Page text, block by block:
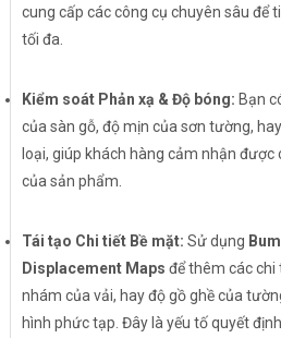
cung cấp các công cụ chuyên sâu để
tối đa.
Kiểm soát Phản xạ & Độ bóng: Bạn
của sàn gỗ, độ mịn của sơn tường,
loại, giúp khách hàng cảm nhận được
của sản phẩm.
Tái tạo Chi tiết Bề mặt: Sử dụng
Displacement Maps để thêm các chi
nhám của vải, hay độ gồ ghề của
hình phức tạp. Đây là yếu tố quyết